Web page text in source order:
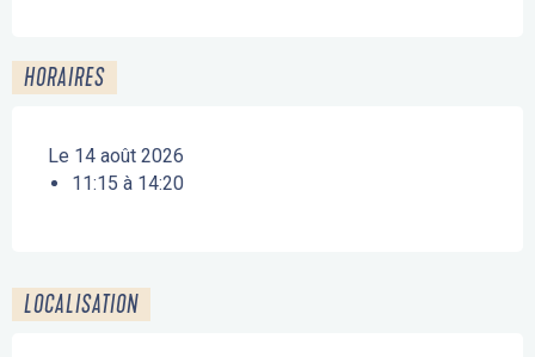
HORAIRES
Le 14 août 2026
11:15 à 14:20
LOCALISATION